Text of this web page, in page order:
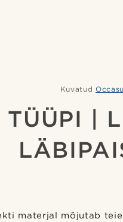
Kuvatud
TÜÜPI |
materjal mõjutab